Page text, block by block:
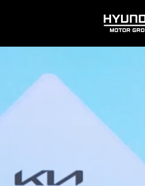
HYUNDAI
MOTOR